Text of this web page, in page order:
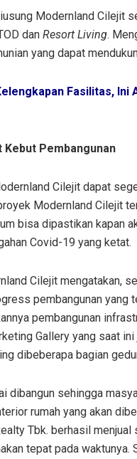
Modernland Cilejit
dan Resort Living.
yang dapat
Fasilitas, Ini
Kebut Pembangunan
Cilejit dapat
Modernland Cilejit
bisa dipastikan kapan
Covid-19 yang ketat.
Cilejit mengatakan,
pembangunan
pembangunan
Gallery yang saat
dibeberapa bagian
dibangun sehingga
rumah yang akan
Tbk. berhasil
tepat pada waktunya.